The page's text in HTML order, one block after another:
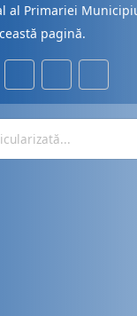
al Primariei
pagină.